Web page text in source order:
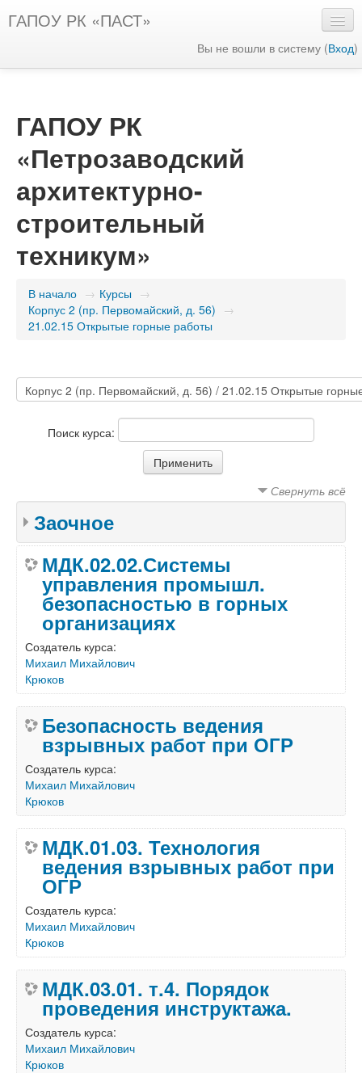
ГАПОУ РК «ПАСТ»
Вы не вошли в систему (Вход)
ГАПОУ РК
«Петрозаводский
архитектурно-
строительный
техникум»
В начало → Курсы →
Корпус 2 (пр. Первомайский, д. 56) →
21.02.15 Открытые горные работы
Поиск курса:
Свернуть всё
Заочное
МДК.02.02.Системы
управления промышл.
безопасностью в горных
организациях
Создатель курса:
Михаил Михайлович
Крюков
Безопасность ведения
взрывных работ при ОГР
Создатель курса:
Михаил Михайлович
Крюков
МДК.01.03. Технология
ведения взрывных работ при
ОГР
Создатель курса:
Михаил Михайлович
Крюков
МДК.03.01. т.4. Порядок
проведения инструктажа.
Создатель курса:
Михаил Михайлович
Крюков